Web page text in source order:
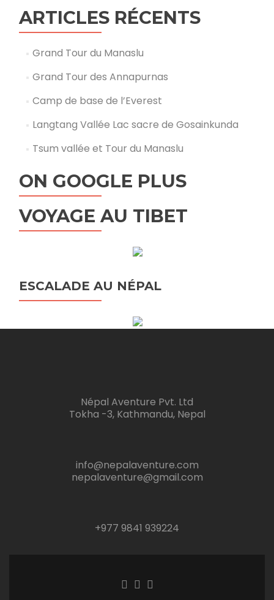
ARTICLES RÉCENTS
Grand Tour du Manaslu
Grand Tour des Annapurnas
Camp de base de l’Everest
Langtang Vallée Lac sacre de Gosainkunda
Tsum vallée et Tour du Manaslu
ON GOOGLE PLUS
VOYAGE AU TIBET
ESCALADE AU NÉPAL
Népal Aventure Pvt. Ltd
Tokha -3, Kathmandu, Nepal
info@nepalaventure.com
nepalaventure@gmail.com
+977 9841 939224